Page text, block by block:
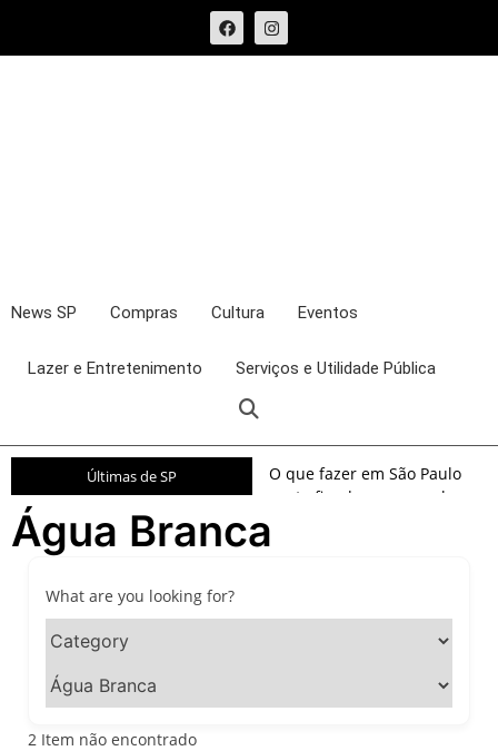
News SP Compras Cultura Eventos
Lazer e Entretenimento Serviços e Utilidade Pública
Últimas de SP
O que fazer em São Paulo
neste fim de semana: shows,
atrações para o Dia dos Pais
passeios imperdíveis nos
dias 8 e 9 de agosto de 2026
transforma o Bixiga em um
pedaço da Itália durante
Água Branca
What are you looking for?
2 Item não encontrado